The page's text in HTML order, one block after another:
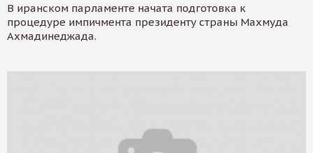
В иранском парламенте начата подготовка к
процедуре импичмента президенту страны Махмуда
Ахмадинеджада.